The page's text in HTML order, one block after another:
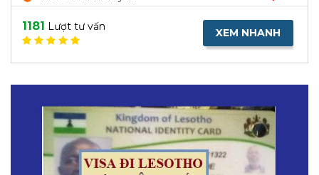
1181 Lượt tư vấn XEM NHANH